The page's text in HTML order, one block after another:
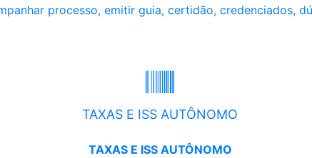
processo, emitir guia, certidão, credenciados,
TAXAS E ISS AUTÔNOMO
TAXAS E ISS AUTÔNOMO